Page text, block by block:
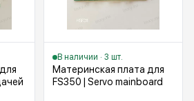
В наличии · 3 шт.
Материнская плата для
FS350 | Servo mainboard